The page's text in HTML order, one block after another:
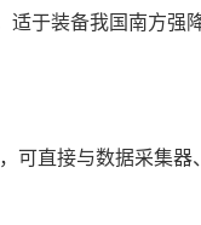
于装备我国南方强
直接与数据采集